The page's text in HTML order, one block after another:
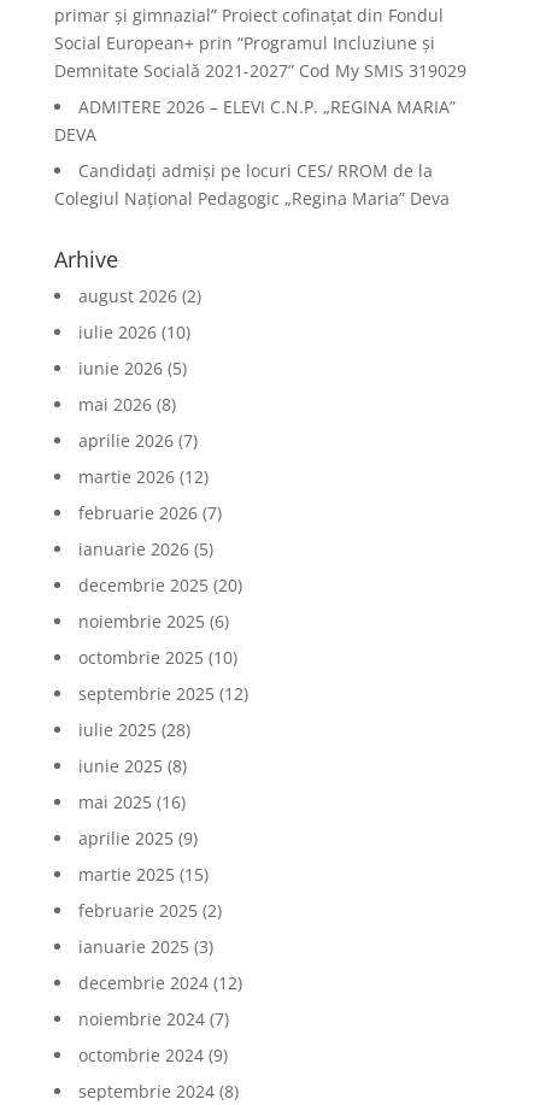
primar și gimnazial” Proiect cofinațat din Fondul
Social European+ prin “Programul Incluziune și
Demnitate Socială 2021-2027” Cod My SMIS 319029
ADMITERE 2026 – ELEVI C.N.P. „REGINA MARIA”
DEVA
Candidați admiși pe locuri CES/ RROM de la
Colegiul Național Pedagogic „Regina Maria” Deva
Arhive
august 2026(2)
iulie 2026(10)
iunie 2026(5)
mai 2026(8)
aprilie 2026(7)
martie 2026(12)
februarie 2026(7)
ianuarie 2026(5)
decembrie 2025(20)
noiembrie 2025(6)
octombrie 2025(10)
septembrie 2025(12)
iulie 2025(28)
iunie 2025(8)
mai 2025(16)
aprilie 2025(9)
martie 2025(15)
februarie 2025(2)
ianuarie 2025(3)
decembrie 2024(12)
noiembrie 2024(7)
octombrie 2024(9)
septembrie 2024(8)